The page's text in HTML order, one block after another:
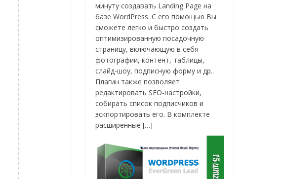
минуту создавать Landing Page на
базе WordPress. C его помощью Вы
сможете легко и быстро создать
оптимизированную посадочную
страницу, включающую в себя
фотографии, контент, таблицы,
слайд-шоу, подписную форму и др..
Плагин также позволяет
редактировать SEO-настройки,
собирать список подписчиков и
эскпортировать его. В комплекте
расширенные […]